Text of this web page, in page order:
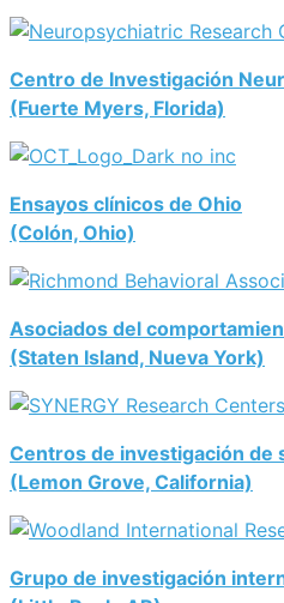
Centro de Investigación
(Fuerte Myers, Florida)
Ensayos clínicos de Ohio
(Colón, Ohio)
Asociados del
(Staten Island, Nueva York)
Centros de investigación de
(Lemon Grove, California)
Grupo de investigación